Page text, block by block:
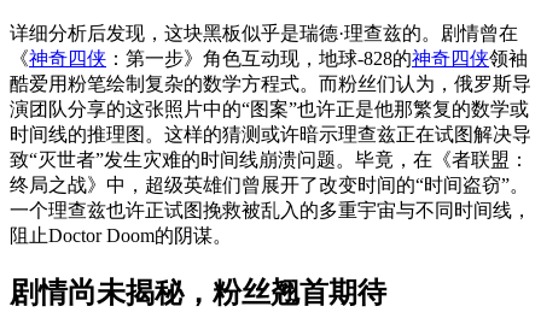
详细分析后发现，这块黑板似乎是瑞德·理查兹的。剧情曾在
《神奇四侠 ：第一步》角色互动现，地球-828的神奇四侠领袖
酷爱用粉笔绘制复杂的数学方程式。而粉丝们认为，俄罗斯导
演团队分享的这张照片中的“图案”也许正是他那繁复的数学或
时间线的推理图。这样的猜测或许暗示理查兹正在试图解决导
致“灭世者”发生灾难的时间线崩溃问题。毕竟，在《者联盟：
终局之战》中，超级英雄们曾展开了改变时间的“时间盗窃”。
一个理查兹也许正试图挽救被乱入的多重宇宙与不同时间线，
阻止Doctor Doom的阴谋。
剧情尚未揭秘，粉丝翘首期待